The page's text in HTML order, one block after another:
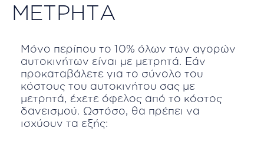
ΜΕΤΡΗΤΑ
Μόνο περίπου το 10% όλων των αγορών
αυτοκινήτων είναι με μετρητά. Εάν
προκαταβάλετε για το σύνολο του
κόστους του αυτοκινήτου σας με
μετρητά, έχετε όφελος από το κόστος
δανεισμού. Ωστόσο, θα πρέπει να
ισχύουν τα εξής: